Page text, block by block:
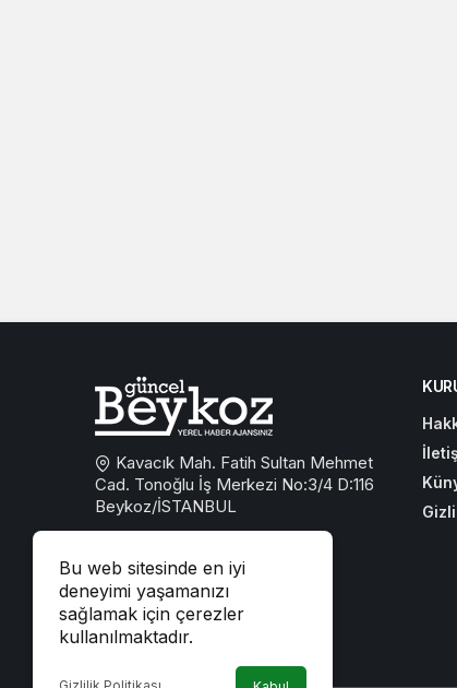
Bu web sitesinde en iyi
deneyimi yaşamanızı
sağlamak için çerezler
kullanılmaktadır.
Kavacık Mah. Fatih Sultan Mehmet
Cad. Tonoğlu İş Merkezi No:3/4 D:116
Beykoz/İSTANBUL
beykozguncel@gmail.com
iletisim@beykozguncel.com